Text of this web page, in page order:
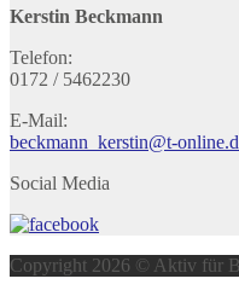
Kerstin Beckmann
Telefon:
0172 / 5462230
E-Mail:
beckmann_kerstin@t-
Social Media
Copyright 2026 © Aktiv für